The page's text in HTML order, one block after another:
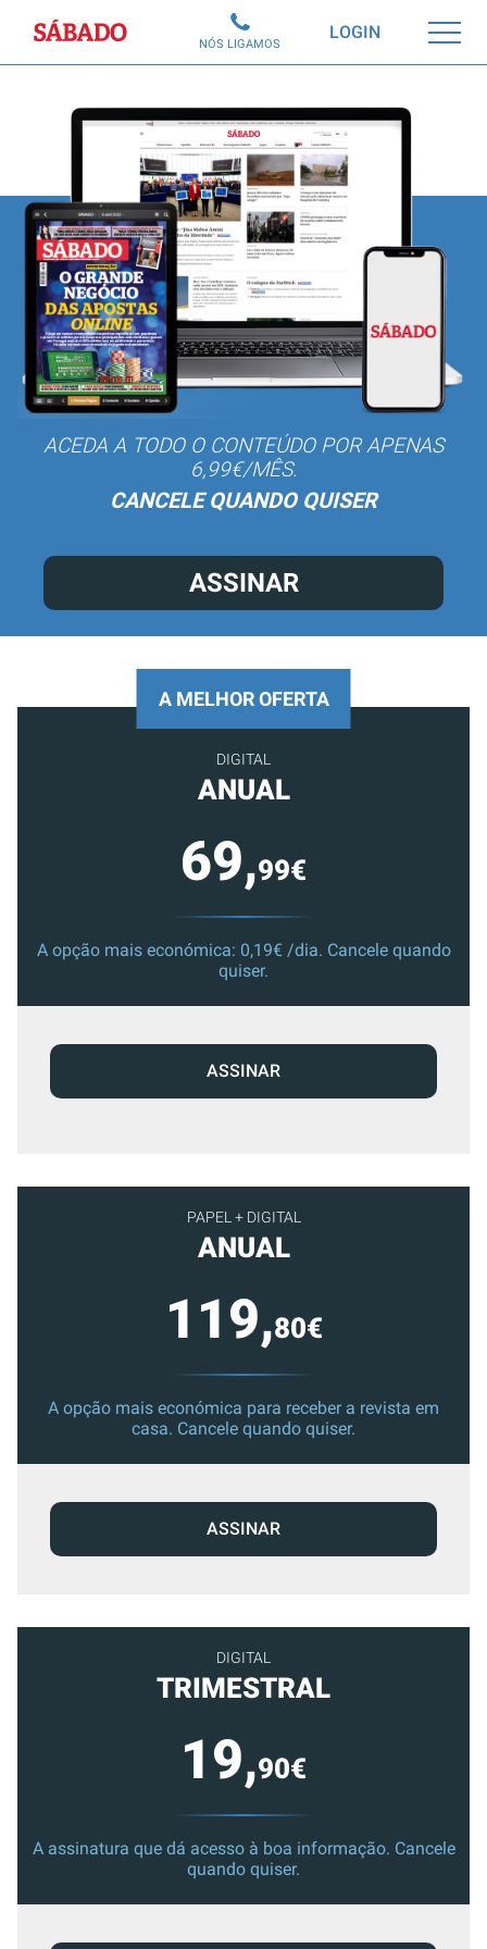
Sábado LOGIN
NÓS LIGAMOS
ACEDA A TODO O CONTEÚDO POR APENAS
6,99€/MÊS.
CANCELE QUANDO QUISER
ASSINAR
PAPEL + DIGITAL
ANUAL
119,80€
A opção mais económica para receber a revista em
casa. Cancele quando quiser.
ASSINAR
DIGITAL
TRIMESTRAL
19,90€
A assinatura que dá acesso à boa informação. Cancele
quando quiser.
A MELHOR OFERTA
DIGITAL
ANUAL
69,99€
A opção mais económica: 0,19€ /dia. Cancele quando
quiser.
ASSINAR